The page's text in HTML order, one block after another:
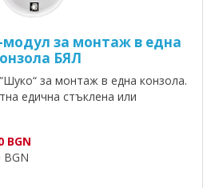
модул за монтаж в една
БЯЛ
за монтаж в една конзола.
едична стъклена или
BGN